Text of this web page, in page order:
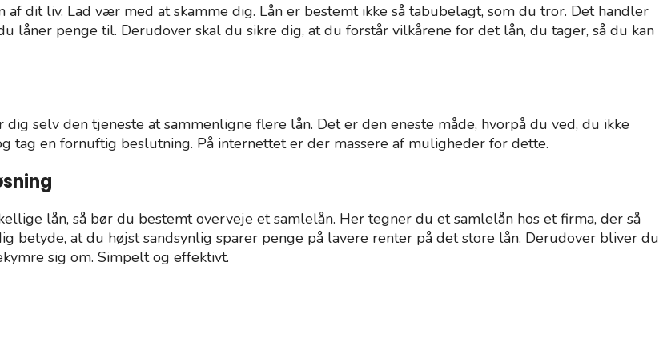
dit liv. Lad vær med at skamme dig. Lån er bestemt ikke så tabubelagt, som du tror. Det handler
penge til. Derudover skal du sikre dig, at du forstår vilkårene for det lån, du tager, så du kan
selv den tjeneste at sammenligne flere lån. Det er den eneste måde, hvorpå du ved, du ikke
tag en fornuftig beslutning. På internettet er der massere af muligheder for dette.
lån, så bør du bestemt overveje et samlelån. Her tegner du et samlelån hos et firma, der så
betyde, at du højst sandsynlig sparer penge på lavere renter på det store lån. Derudover bliver du
sig om. Simpelt og effektivt.